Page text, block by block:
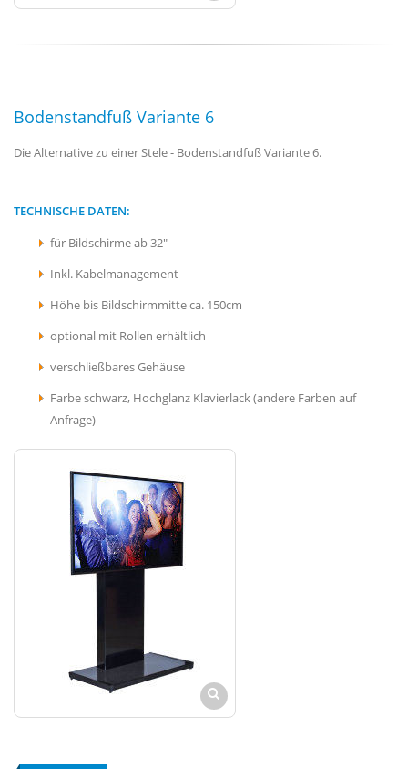
Bodenstandfuß Variante 6
Die Alternative zu einer Stele - Bodenstandfuß Variante 6.
TECHNISCHE DATEN:
für Bildschirme ab 32"
Inkl. Kabelmanagement
Höhe bis Bildschirmmitte ca. 150cm
optional mit Rollen erhältlich
verschließbares Gehäuse
Farbe schwarz, Hochglanz Klavierlack (andere Farben auf
Anfrage)